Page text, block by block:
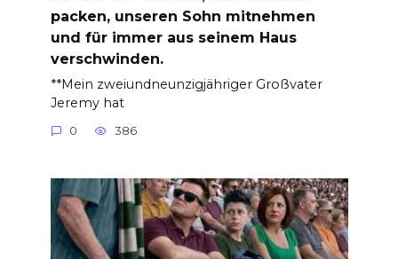
packen, unseren Sohn mitnehmen
und für immer aus seinem Haus
verschwinden.
**Mein zweiundneunzigjähriger Großvater
Jeremy hat
0 386